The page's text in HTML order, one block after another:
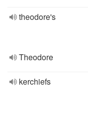
theodore's
Theodore
kerchiefs